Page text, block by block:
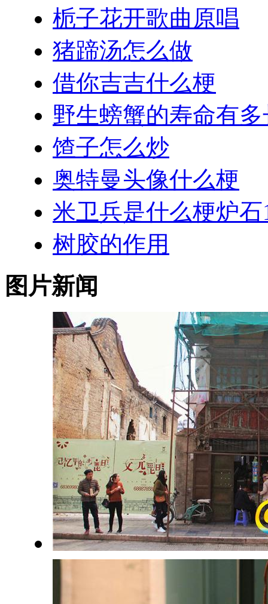
栀子花开歌曲原唱
猪蹄汤怎么做
借你吉吉什么梗
野生螃蟹的寿命有多
馇子怎么炒
奥特曼头像什么梗
米卫兵是什么梗炉石
树胶的作用
图片新闻